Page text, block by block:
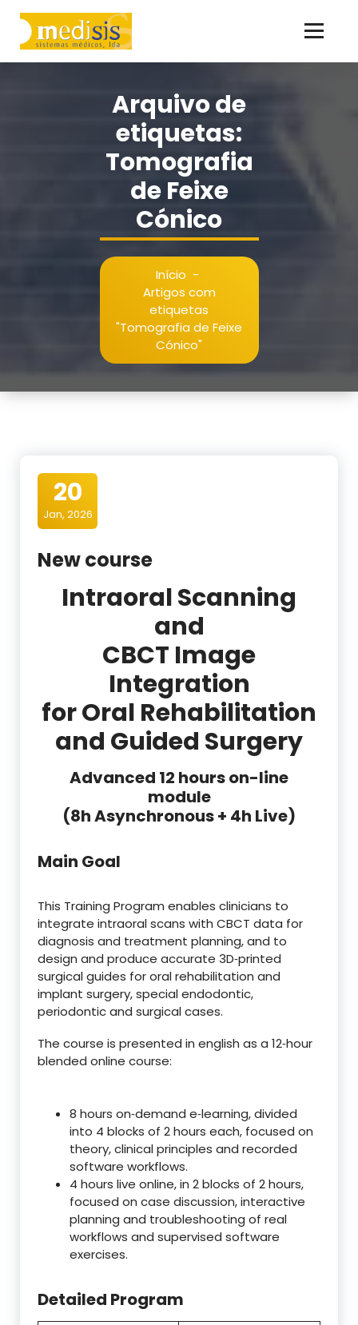
para
conteúdo
Arquivo de
etiquetas:
Tomografia
de Feixe
Cónico
Início -
Artigos com
etiquetas
"Tomografia de Feixe
Cónico"
20
Jan, 2026
New course
Intraoral Scanning
and
CBCT Image
Integration
for Oral Rehabilitation
and Guided Surgery
Advanced 12 hours on-line
module
(8h Asynchronous + 4h Live)
Main Goal
This Training Program enables clinicians to
integrate intraoral scans with CBCT data for
diagnosis and treatment planning, and to
design and produce accurate 3D‑printed
surgical guides for oral rehabilitation and
implant surgery, special endodontic,
periodontic and surgical cases.
The course is presented in english as a 12‑hour
blended online course:
8 hours on‑demand e‑learning, divided
into 4 blocks of 2 hours each, focused on
theory, clinical principles and recorded
software workflows.
4 hours live online, in 2 blocks of 2 hours,
focused on case discussion, interactive
planning and troubleshooting of real
workflows and supervised software
exercises.
Detailed Program